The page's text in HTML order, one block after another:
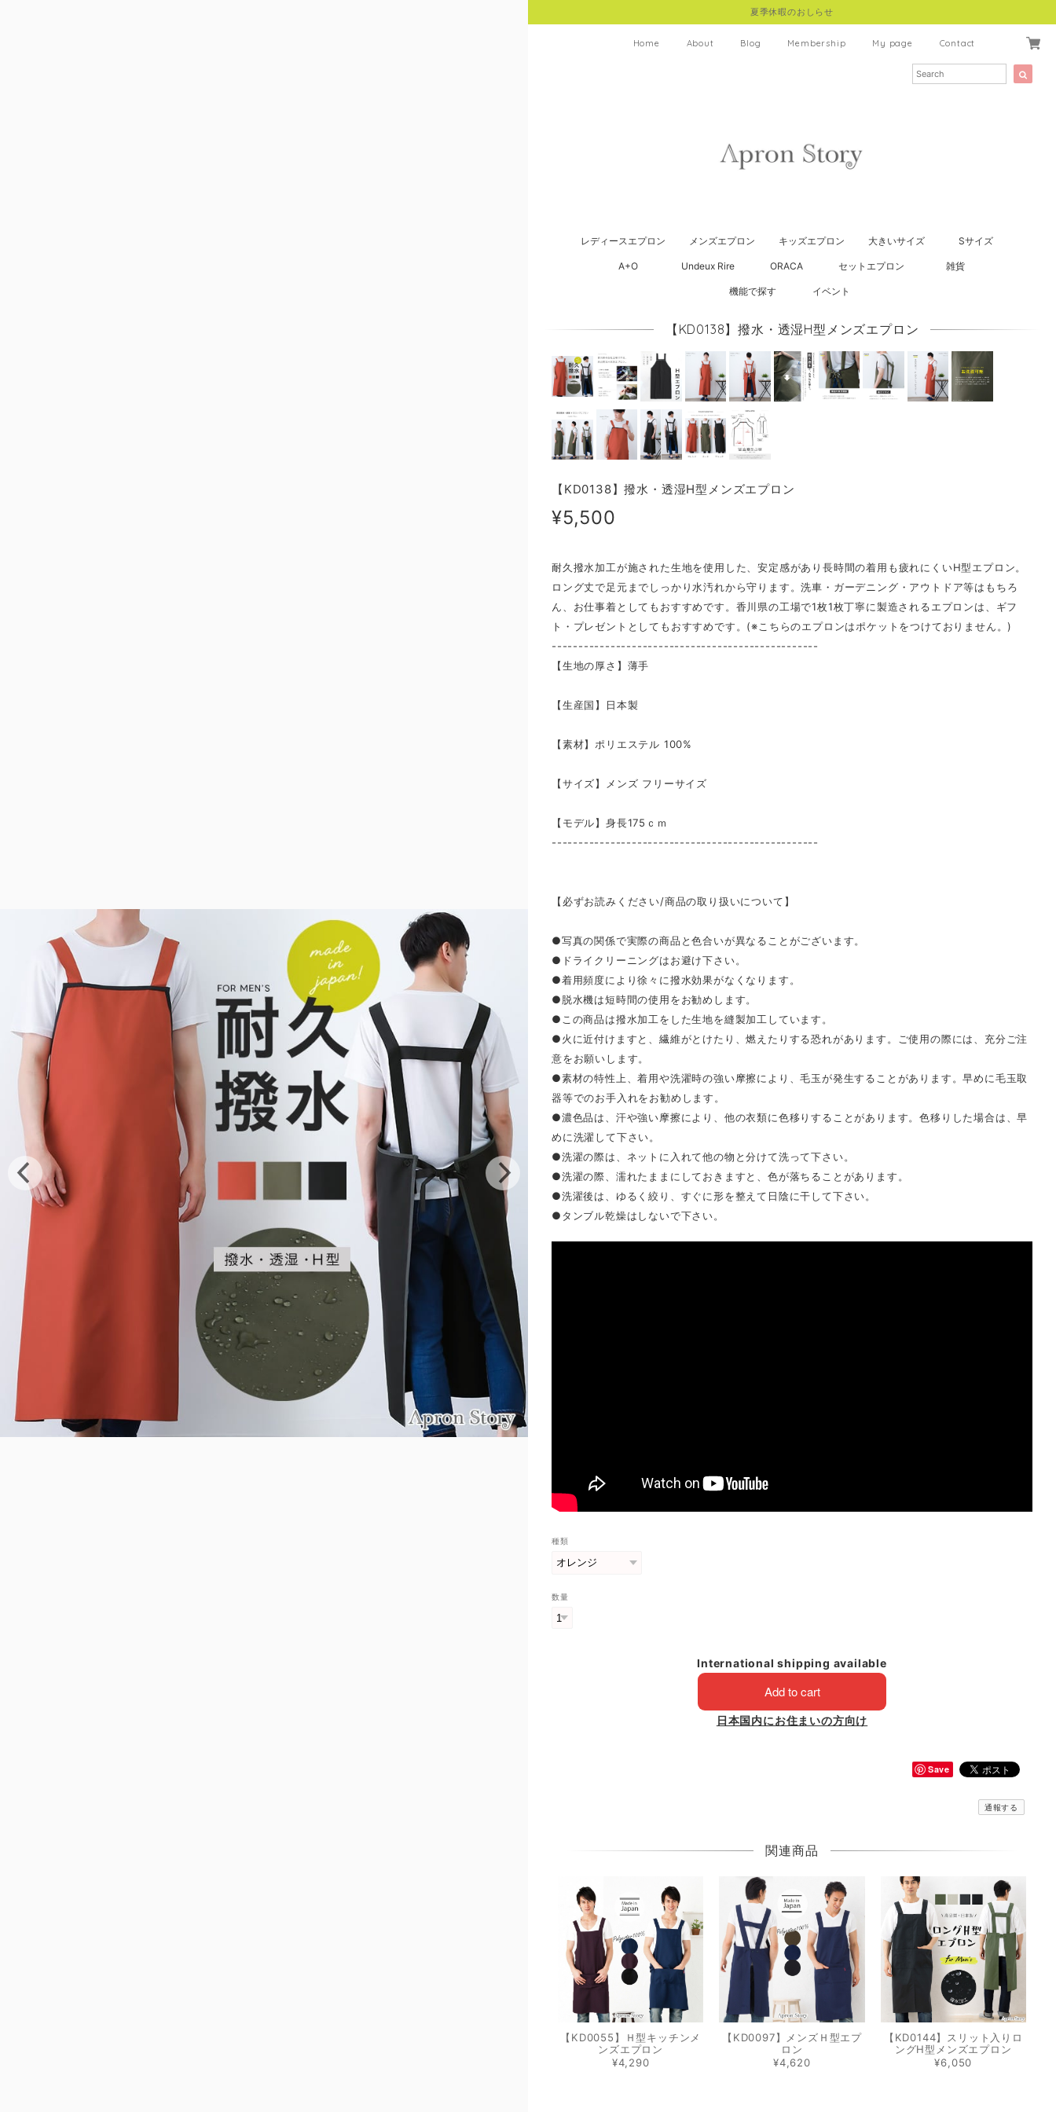
夏季休暇のおしらせ
Home About Blog Membership My page Contact
レディースエプロン メンズエプロン キッズエプロン 大きいサイズ Sサイズ
A+O Undeux Rire ORACA セットエプロン 雑貨
機能で探す イベント
【KD0138】撥水・透湿H型メンズエプロン
【KD0138】撥水・透湿H型メンズエプロン
¥5,500
耐久撥水加工が施された生地を使用した、安定感があり長時間の着用も疲れにくいH型エプロン。
ロング丈で足元までしっかり水汚れから守ります。洗車・ガーデニング・アウトドア等はもちろ
ん、お仕事着としてもおすすめです。香川県の工場で1枚1枚丁寧に製造されるエプロンは、ギフ
ト・プレゼントとしてもおすすめです。(※こちらのエプロンはポケットをつけておりません。)
--------------------------------------------------
【生地の厚さ】薄手
【生産国】日本製
【素材】ポリエステル 100%
【サイズ】メンズ フリーサイズ
【モデル】身長175ｃｍ
--------------------------------------------------
【必ずお読みください/商品の取り扱いについて】
●写真の関係で実際の商品と色合いが異なることがございます。
●ドライクリーニングはお避け下さい。
●着用頻度により徐々に撥水効果がなくなります。
●脱水機は短時間の使用をお勧めします。
●この商品は撥水加工をした生地を縫製加工しています。
●火に近付けますと、繊維がとけたり、燃えたりする恐れがあります。ご使用の際には、充分ご注
意をお願いします。
●素材の特性上、着用や洗濯時の強い摩擦により、毛玉が発生することがあります。早めに毛玉取
器等でのお手入れをお勧めします。
●濃色品は、汗や強い摩擦により、他の衣類に色移りすることがあります。色移りした場合は、早
めに洗濯して下さい。
●洗濯の際は、ネットに入れて他の物と分けて洗って下さい。
●洗濯の際、濡れたままにしておきますと、色が落ちることがあります。
●洗濯後は、ゆるく絞り、すぐに形を整えて日陰に干して下さい。
●タンブル乾燥はしないで下さい。
種類
数量
International shipping available
Add to cart
日本国内にお住まいの方向け
Save
通報する
関連商品
【KD0055】Ｈ型キッチンメ
ンズエプロン
¥4,290
【KD0097】メンズＨ型エプ
ロン
¥4,620
【KD0144】スリット入りロ
ングH型メンズエプロン
¥6,050